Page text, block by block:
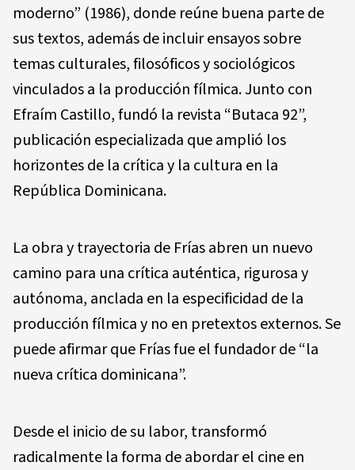
moderno” (1986), donde reúne buena parte de
sus textos, además de incluir ensayos sobre
temas culturales, filosóficos y sociológicos
vinculados a la producción fílmica. Junto con
Efraím Castillo, fundó la revista “Butaca 92”,
publicación especializada que amplió los
horizontes de la crítica y la cultura en la
República Dominicana.
La obra y trayectoria de Frías abren un nuevo
camino para una crítica auténtica, rigurosa y
autónoma, anclada en la especificidad de la
producción fílmica y no en pretextos externos. Se
puede afirmar que Frías fue el fundador de “la
nueva crítica dominicana”.
Desde el inicio de su labor, transformó
radicalmente la forma de abordar el cine en